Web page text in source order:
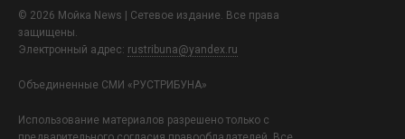
© 2026 Мойка News | Сетевое издание. Все права
защищены.
Электронный адрес: rustribuna@yandex.ru
Объединенные СМИ «РУСТРИБУНА»
Использование материалов разрешено только с